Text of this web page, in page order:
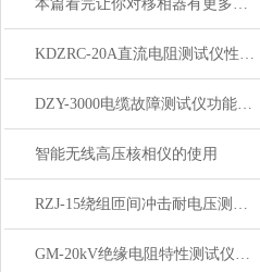
本篇看完让你对移相器有更多的了解
KDZRC-20A直流电阻测试仪性能与技术参数
DZY-3000电缆故障测试仪功能与特点
智能无线高压核相仪的使用
RZJ-15绕组匝间冲击耐电压测试仪 【上海康登电气】
GM-20kV绝缘电阻特性测试仪的详细资料